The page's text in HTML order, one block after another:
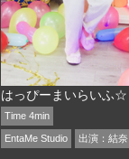
はっぴーまいらいふ☆
Time 4min
EntaMe Studio 出演： 結奈